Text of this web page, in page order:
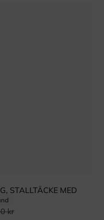
STALLTÄCKE MED
HALS,
kr